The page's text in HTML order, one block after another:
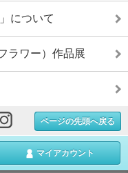
について
ラワー）作品展
ページの先頭へ戻る
マイアカウント